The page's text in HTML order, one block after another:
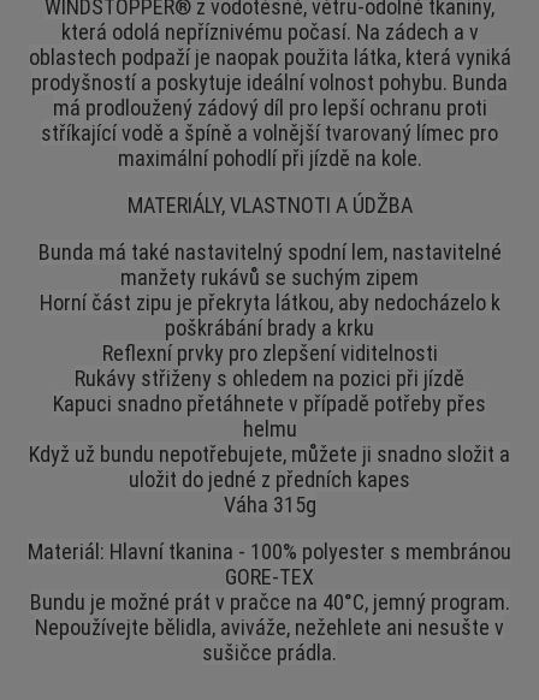
WINDSTOPPER® z vodotěsné, větru-odolné tkaniny,
která odolá nepříznivému počasí. Na zádech a v
oblastech podpaží je naopak použita látka, která vyniká
prodyšností a poskytuje ideální volnost pohybu. Bunda
má prodloužený zádový díl pro lepší ochranu proti
stříkající vodě a špíně a volnější tvarovaný límec pro
maximální pohodlí při jízdě na kole.
MATERIÁLY, VLASTNOTI A ÚDŽBA
Bunda má také nastavitelný spodní lem, nastavitelné
manžety rukávů se suchým zipem
Horní část zipu je překryta látkou, aby nedocházelo k
poškrábání brady a krku
Reflexní prvky pro zlepšení viditelnosti
Rukávy střiženy s ohledem na pozici při jízdě
Kapuci snadno přetáhnete v případě potřeby přes
helmu
Když už bundu nepotřebujete, můžete ji snadno složit a
uložit do jedné z předních kapes
Váha 315g
Materiál: Hlavní tkanina - 100% polyester s membránou
GORE-TEX
Bundu je možné prát v pračce na 40°C, jemný program.
Nepoužívejte bělidla, aviváže, nežehlete ani nesušte v
sušičce prádla.